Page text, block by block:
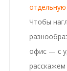
Чтобы
офис — с
расскажем